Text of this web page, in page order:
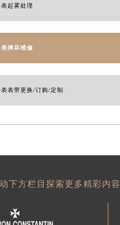
起雾处理
摔坏维修
表带更换/订购/定制
下方栏目探索更多精彩内容